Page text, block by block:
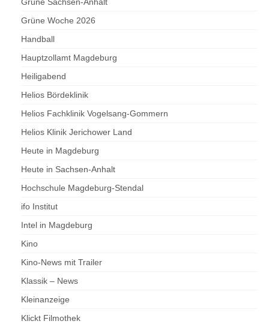
Grüne Sachsen-Anhalt
Grüne Woche 2026
Handball
Hauptzollamt Magdeburg
Heiligabend
Helios Bördeklinik
Helios Fachklinik Vogelsang-Gommern
Helios Klinik Jerichower Land
Heute in Magdeburg
Heute in Sachsen-Anhalt
Hochschule Magdeburg-Stendal
ifo Institut
Intel in Magdeburg
Kino
Kino-News mit Trailer
Klassik – News
Kleinanzeige
Klickt Filmothek